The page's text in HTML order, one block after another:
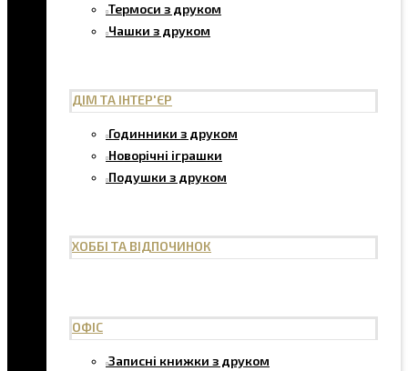
Термоси з друком
Чашки з друком
ДІМ ТА ІНТЕР'ЄР
Годинники з друком
Новорічні іграшки
Подушки з друком
ХОББІ ТА ВІДПОЧИНОК
ОФІС
Записні книжки з друком